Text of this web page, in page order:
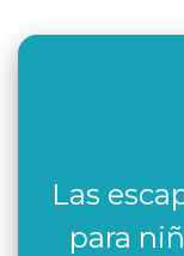
Las
para